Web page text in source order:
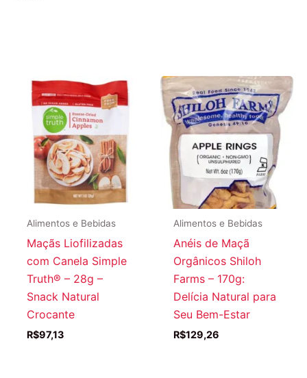
Alimentos e Bebidas
Maçãs Liofilizadas
com Canela Simple
Truth® – 28g –
Snack Natural
Crocante
R$97,13
Alimentos e Bebidas
Anéis de Maçã
Orgânicos Shiloh
Farms – 170g:
Delícia Natural para
Seu Bem-Estar
R$129,26